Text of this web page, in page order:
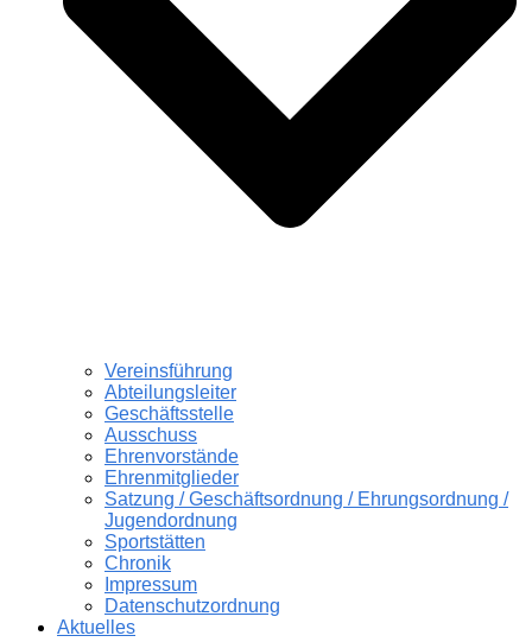
Vereinsführung
Abteilungsleiter
Geschäftsstelle
Ausschuss
Ehrenvorstände
Ehrenmitglieder
Satzung / Geschäftsordnung / Ehrungsordnung /
Jugendordnung
Sportstätten
Chronik
Impressum
Datenschutzordnung
Aktuelles